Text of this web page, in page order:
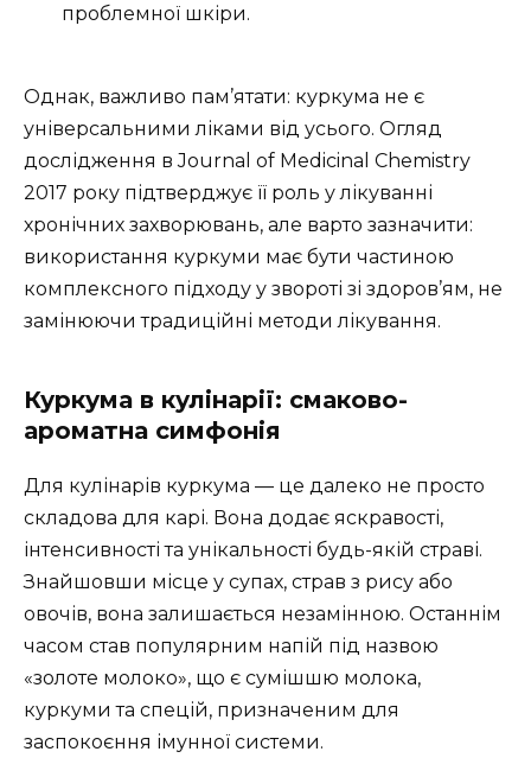
проблемної шкіри.
Однак, важливо пам’ятати: куркума не є
універсальними ліками від усього. Огляд
дослідження в Journal of Medicinal Chemistry
2017 року підтверджує її роль у лікуванні
хронічних захворювань, але варто зазначити:
використання куркуми має бути частиною
комплексного підходу у звороті зі здоров’ям, не
замінюючи традиційні методи лікування.
Куркума в кулінарії: смаково-
ароматна симфонія
Для кулінарів куркума — це далеко не просто
складова для карі. Вона додає яскравості,
інтенсивності та унікальності будь-якій страві.
Знайшовши місце у супах, страв з рису або
овочів, вона залишається незамінною. Останнім
часом став популярним напій під назвою
«золоте молоко», що є сумішшю молока,
куркуми та спецій, призначеним для
заспокоєння імунної системи.